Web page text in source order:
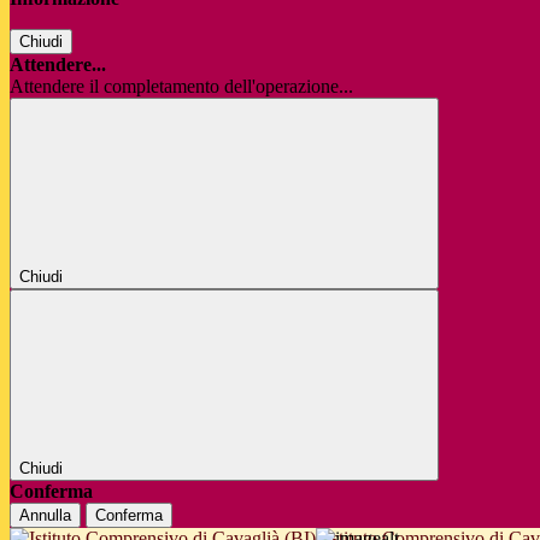
Chiudi
Attendere...
Attendere il completamento dell'operazione...
Chiudi
Chiudi
Conferma
Annulla Conferma